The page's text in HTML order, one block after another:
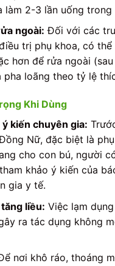
làm 2-3 lần uống trong
ngoài: Đối với các
trị phụ khoa, có thể
hơn để rửa ngoài
pha loãng theo tỷ lệ
Khi Dùng
kiến chuyên gia:
Nữ, đặc biệt là
cho con bú, người
khảo ý kiến của
gia y tế.
liều: Việc lạm
ra tác dụng không
nơi khô ráo, thoáng